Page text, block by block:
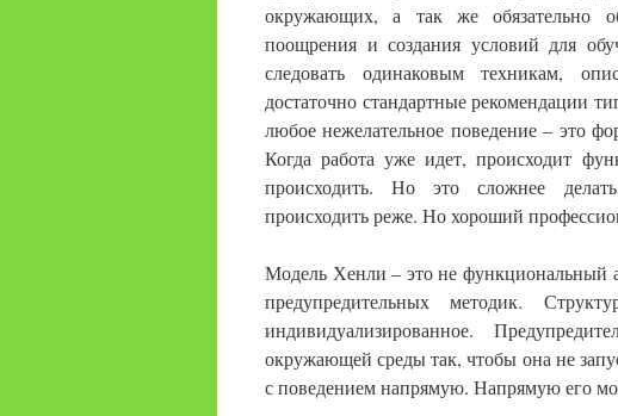
окружающих, а так же обязательно
поощрения и создания условий для
следовать одинаковым техникам,
достаточно стандартные рекомендации
любое нежелательное поведение – это
Когда работа уже идет, происходит
происходить. Но это сложнее
происходить реже. Но хороший
Модель Хенли – это не функциональный
предупредительных методик.
индивидуализированное.
окружающей среды так, чтобы она не
с поведением напрямую. Напрямую его